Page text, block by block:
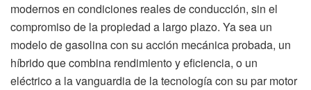
modernos en condiciones reales de conducción, sin el
compromiso de la propiedad a largo plazo. Ya sea un
modelo de gasolina con su acción mecánica probada, un
híbrido que combina rendimiento y eficiencia, o un
eléctrico a la vanguardia de la tecnología con su par motor